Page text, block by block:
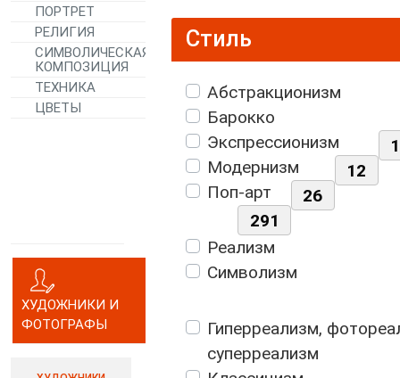
ПОРТРЕТ
РЕЛИГИЯ
СИМВОЛИЧЕСКАЯ
КОМПОЗИЦИЯ
ТЕХНИКА
ЦВЕТЫ
ХУДОЖНИКИ И
ФОТОГРАФЫ
Стиль
Абстракционизм
Барокко
Экспрессионизм
12
Модернизм
26
Поп-арт
291
Реализм
Символизм
Гиперреализм,
суперреализм